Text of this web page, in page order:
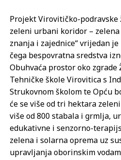
Projekt Virovitičko-
zeleni urbani koridor –
znanja i zajednice“ vrijedan
čega bespovratna sredstva
Obuhvaća prostor oko zgrade
Tehničke škole Virovitica s
Strukovnom školom te Opću
će se više od tri hektara
više od 800 stabala i grmlja,
edukativne i senzorno-
zelena i solarna oprema uz
upravljanja oborinskim